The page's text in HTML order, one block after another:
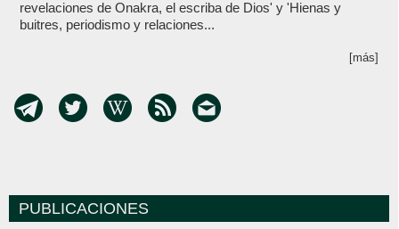
revelaciones de Onakra, el escriba de Dios' y 'Hienas y
buitres, periodismo y relaciones...
[más]
PUBLICACIONES